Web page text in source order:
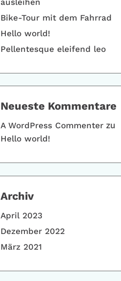
Bike-Tour mit dem Fahrrad
Hello world!
Pellentesque eleifend leo
Neueste Kommentare
A WordPress Commenter zu
Hello world!
Archiv
April 2023
Dezember 2022
März 2021